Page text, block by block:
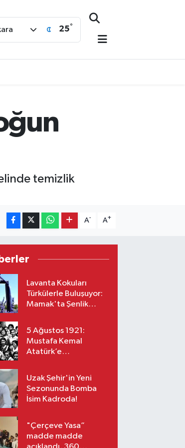
25°
temizlik
A- A+
Lavanta Kokuları
Türkülerle Buluşuyor:
Mamak'ta Şenlik
5 Ağustos 1921:
Mustafa Kemal
Atatürk’e
Uzak Şehir'in Yeni
Sezonunda Bomba
İsim Kadroda!
"Çerçeve Yasa”
madde madde